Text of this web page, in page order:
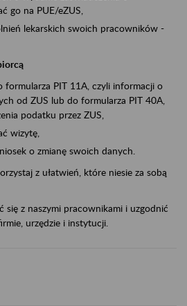
go na PUE/eZUS,
lekarskich swoich pracowników -
formularza PIT 11A, czyli informacji o
od ZUS lub do formularza PIT 40A,
podatku przez ZUS,
wizytę,
o zmianę swoich danych.
z ułatwień, które niesie za sobą
z naszymi pracownikami i uzgodnić
urzędzie i instytucji.